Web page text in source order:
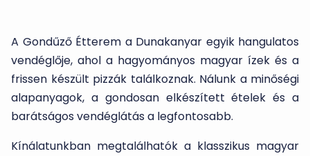
A Gondűző Étterem a Dunakanyar egyik hangulatos
vendéglője, ahol a hagyományos magyar ízek és a
frissen készült pizzák találkoznak. Nálunk a minőségi
alapanyagok, a gondosan elkészített ételek és a
barátságos vendéglátás a legfontosabb.
Kínálatunkban megtalálhatók a klasszikus magyar